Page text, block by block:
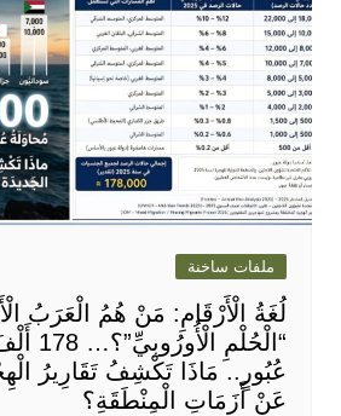
ملفات ساخنة
لُغَةُ الْأَرْقَامِ: مَنْ هُمُ الْعَرَبُ
عُبُورٍ.. مَاذَا تَكْشِفُ تَقَارِيرُ
عَنْ أَزَمَاتِ الْمِنْطَقَةِ؟